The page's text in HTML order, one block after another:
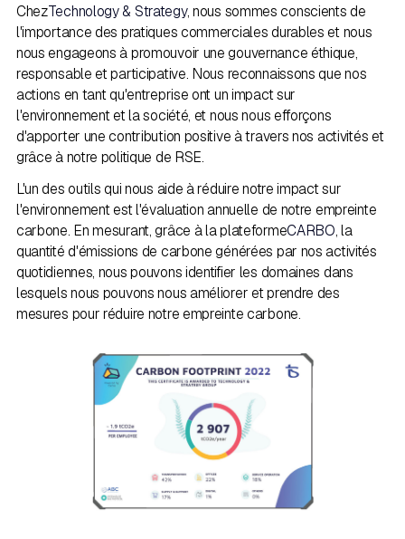
ChezTechnology & Strategy, nous sommes conscients de
l'importance des pratiques commerciales durables et nous
nous engageons à promouvoir une gouvernance éthique,
responsable et participative. Nous reconnaissons que nos
actions en tant qu'entreprise ont un impact sur
l'environnement et la société, et nous nous efforçons
d'apporter une contribution positive à travers nos activités et
grâce à notre politique de RSE.
L'un des outils qui nous aide à réduire notre impact sur
l'environnement est l'évaluation annuelle de notre empreinte
carbone. En mesurant, grâce à la plateformeCARBO, la
quantité d'émissions de carbone générées par nos activités
quotidiennes, nous pouvons identifier les domaines dans
lesquels nous pouvons nous améliorer et prendre des
mesures pour réduire notre empreinte carbone.